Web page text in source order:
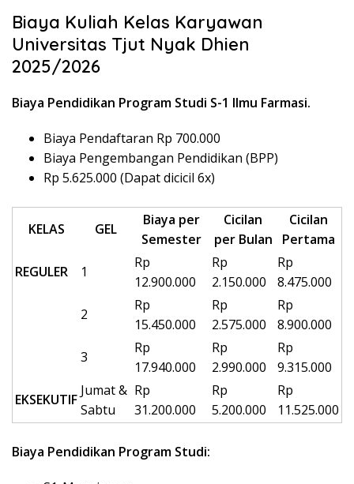
Biaya Kuliah Kelas Karyawan
Universitas Tjut Nyak Dhien
2025/2026
Biaya Pendidikan Program Studi S-1 Ilmu Farmasi.
Biaya Pendaftaran Rp 700.000
Biaya Pengembangan Pendidikan (BPP)
Rp 5.625.000 (Dapat dicicil 6x)
KELAS GEL
Biaya per
Semester
Cicilan
per Bulan
Cicilan
Pertama
REGULER
1
Rp
12.900.000
Rp
2.150.000
Rp
8.475.000
2
Rp
15.450.000
Rp
2.575.000
Rp
8.900.000
3
Rp
17.940.000
Rp
2.990.000
Rp
9.315.000
EKSEKUTIF
Jumat &
Sabtu
Rp
31.200.000
Rp
5.200.000
Rp
11.525.000
Biaya Pendidikan Program Studi: